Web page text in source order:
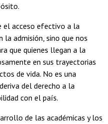
el acceso efectivo a la
la admisión, sino que nos
que quienes llegan a la
en sus trayectorias
de vida. No es una
del derecho a la
con el país.
de las académicas y los